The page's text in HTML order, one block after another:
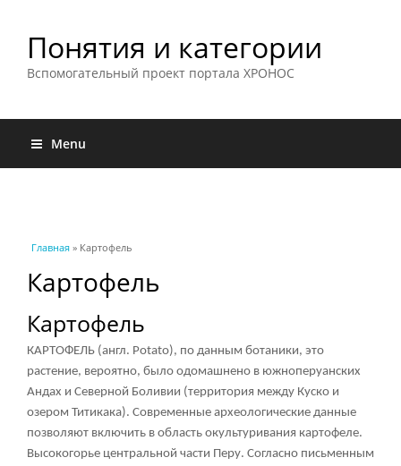
Понятия и категории
Вспомогательный проект портала ХРОНОС
Menu
Вы здесь
Главная » Картофель
Картофель
Картофель
КАРТОФЕЛЬ (англ. Potato), по данным ботаники, это
растение, вероятно, было одомашнено в южноперуанских
Андах и Северной Боливии (территория между Куско и
озером Титикака). Современные археологические данные
позволяют включить в область окультуривания картофеле.
Высокогорье центральной части Перу. Согласно письменным